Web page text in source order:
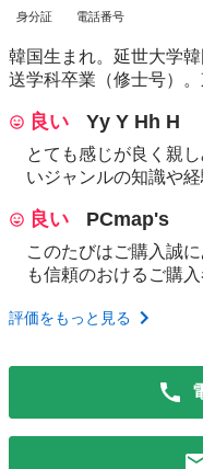
身分証 電話番号
韓国生まれ。延世大学
送学科卒業（修士号）
良い Yy Y Hh H
とても感じが良く親
いジャンルの知識や
良い PCmap's
このたびはご購入誠
も信頼のおけるご購入
評価をもっと見る